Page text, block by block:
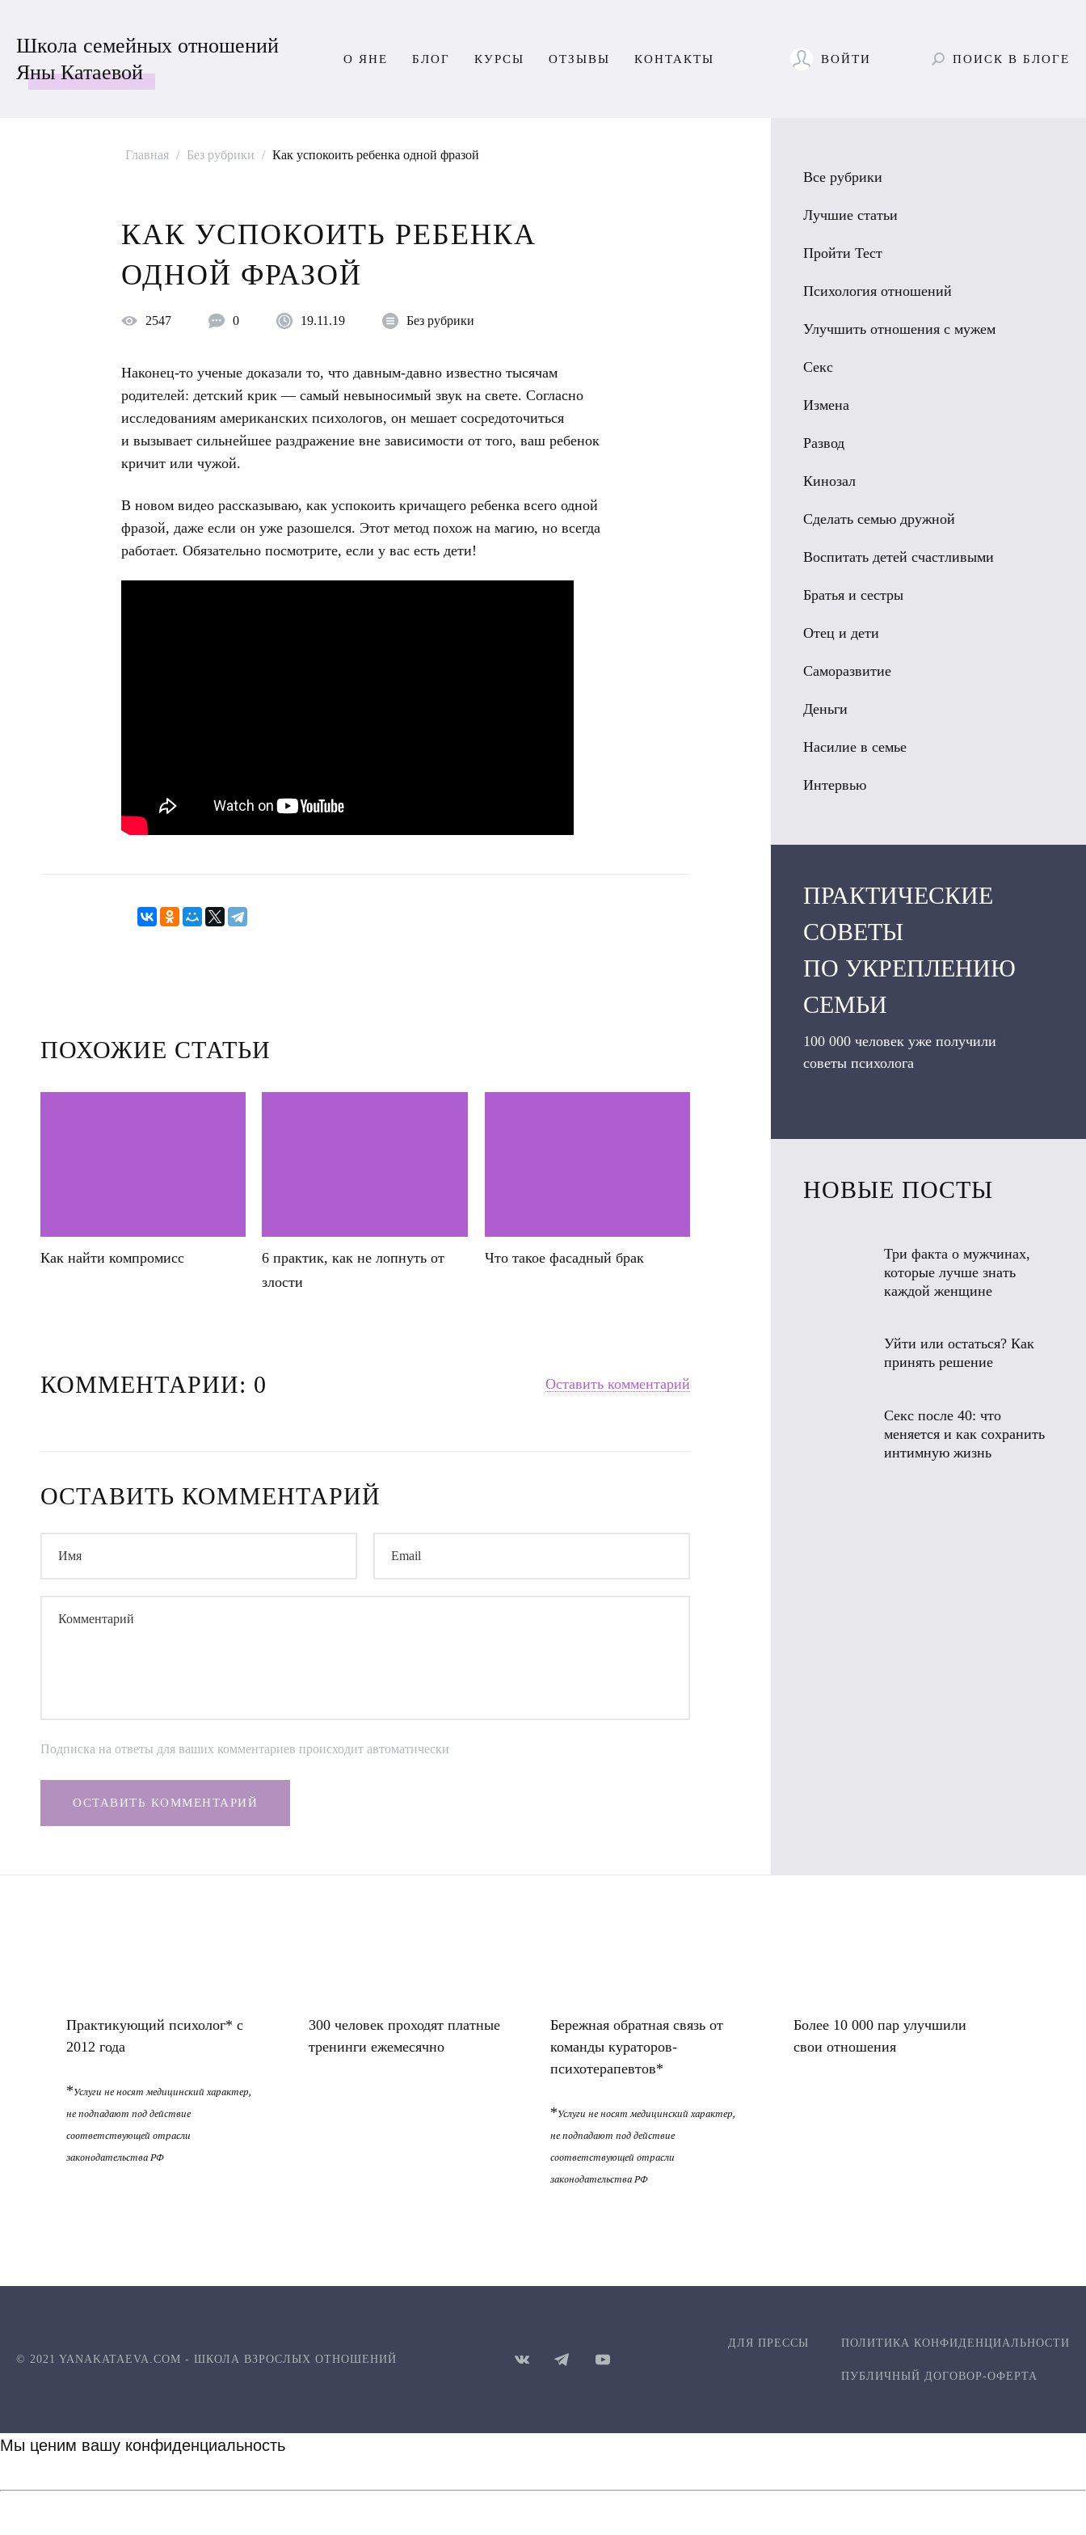
Школа семейных отношений
Яны Катаевой
О ЯНЕ БЛОГ КУРСЫ ОТЗЫВЫ КОНТАКТЫ ВОЙТИ ПОИСК В БЛОГЕ
Главная / Без рубрики / Как успокоить ребенка одной фразой
КАК УСПОКОИТЬ РЕБЕНКА
ОДНОЙ ФРАЗОЙ
2547 0 19.11.19 Без рубрики
Наконец-то ученые доказали то, что давным-давно известно тысячам
родителей: детский крик — самый невыносимый звук на свете. Согласно
исследованиям американских психологов, он мешает сосредоточиться
и вызывает сильнейшее раздражение вне зависимости от того, ваш ребенок
кричит или чужой.
В новом видео рассказываю, как успокоить кричащего ребенка всего одной
фразой, даже если он уже разошелся. Этот метод похож на магию, но всегда
работает. Обязательно посмотрите, если у вас есть дети!
ПОХОЖИЕ СТАТЬИ
Как найти компромисс
6 практик, как не лопнуть от
злости
Что такое фасадный брак
КОММЕНТАРИИ: 0 Оставить комментарий
ОСТАВИТЬ КОММЕНТАРИЙ
Имя Email
Комментарий
Подписка на ответы для ваших комментариев происходит автоматически
ОСТАВИТЬ КОММЕНТАРИЙ
Все рубрики
Лучшие статьи
Пройти Тест
Психология отношений
Улучшить отношения с мужем
Секс
Измена
Развод
Кинозал
Сделать семью дружной
Воспитать детей счастливыми
Братья и сестры
Отец и дети
Саморазвитие
Деньги
Насилие в семье
Интервью
ПРАКТИЧЕСКИЕ
СОВЕТЫ
ПО УКРЕПЛЕНИЮ
СЕМЬИ
100 000 человек уже получили
советы психолога
НОВЫЕ ПОСТЫ
Три факта о мужчинах,
которые лучше знать
каждой женщине
Уйти или остаться? Как
принять решение
Секс после 40: что
меняется и как сохранить
интимную жизнь
Практикующий психолог* с
2012 года
*Услуги не носят медицинский характер,
не подпадают под действие
соответствующей отрасли
законодательства РФ
300 человек проходят платные
тренинги ежемесячно
Бережная обратная связь от
команды кураторов-
психотерапевтов*
*Услуги не носят медицинский характер,
не подпадают под действие
соответствующей отрасли
законодательства РФ
Более 10 000 пар улучшили
свои отношения
© 2021 YANAKATAEVA.COM - ШКОЛА ВЗРОСЛЫХ ОТНОШЕНИЙ
ДЛЯ ПРЕССЫ ПОЛИТИКА КОНФИДЕН­ЦИ­АЛЬ­НОСТИ
ПУБЛИЧНЫЙ ДОГОВОР-ОФЕРТА
Мы ценим вашу конфиденциальность